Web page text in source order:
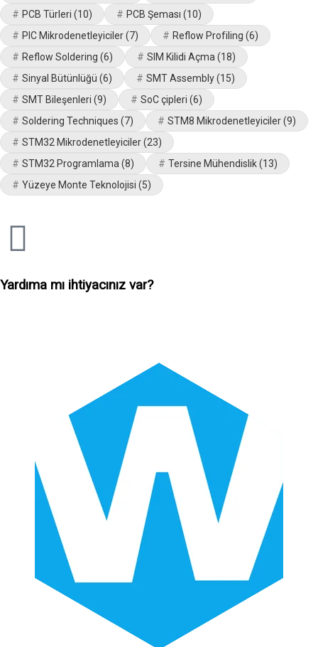
PCB Türleri (10) PCB Şeması (10)
PIC Mikrodenetleyiciler(7) Reflow Profiling (6)
Reflow Soldering (6) SIM Kilidi Açma (18)
Sinyal Bütünlüğü (6) SMT Assembly(15)
SMT Bileşenleri (9) SoC çipleri (6)
Soldering Techniques (7) STM8 Mikrodenetleyiciler(9)
STM32 Mikrodenetleyiciler(23)
STM32 Programlama (8) Tersine Mühendislik(13)
Yüzeye Monte Teknolojisi (5)
Yardıma mı ihtiyacınız var?